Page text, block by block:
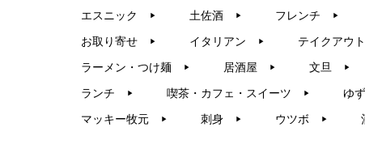
エスニック ▶︎ 土佐酒 ▶︎ フレンチ ▶︎
お取り寄せ ▶︎ イタリアン ▶︎ テイクアウ
ラーメン・つけ麺 ▶︎ 居酒屋 ▶︎ 文旦 ▶︎
ランチ ▶︎ 喫茶・カフェ・スイーツ ▶︎ ゆず
マッキー牧元 ▶︎ 刺身 ▶︎ ウツボ ▶︎